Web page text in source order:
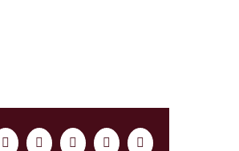
FacebookTwitter LinkedInWhatsAppCorreo